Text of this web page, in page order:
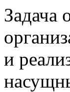
Задача
и